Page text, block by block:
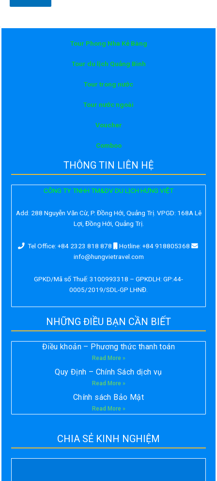
Tour Phong Nha Kẻ Bàng
Tour du lịch Quảng Bình
Tour trong nước
Tour nước ngoài
Voucher
Comboo
THÔNG TIN LIÊN HỆ
CÔNG TY TNHH TM&DV DU LỊCH HƯNG VIỆT
Add: 288 Nguyễn Văn Cừ, P. Đồng Hới, Quảng Trị. VPGD: 168A Lê
Lợi, Đồng Hới, Quảng Trị.
Tel Office: +84 2323 818 878
Hotline: +84 918805368
info@hungvietravel.com
GPKD/Mã số Thuế: 3100993318 – GPKDLH: GP:44-
0005/2019/SDL-GP LHNĐ.
NHỮNG ĐIỀU BẠN CẦN BIẾT
Điều khoản – Phương thức thanh toán
Read More »
Quy Định – Chính Sách dịch vụ
Read More »
Chính sách Bảo Mật
Read More »
CHIA SẺ KINH NGHIỆM